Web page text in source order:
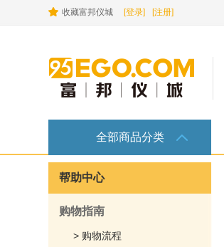
收藏富邦仪城 [登录] [注册]
全部商品分类
帮助中心
购物指南
> 购物流程